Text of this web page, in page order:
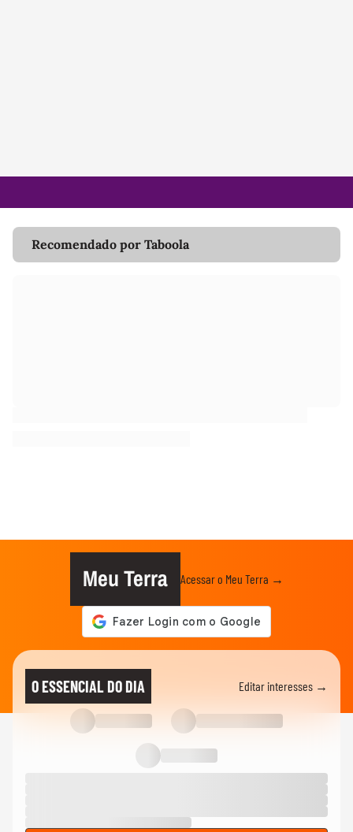
Recomendado por Taboola
Meu Terra Acessar o Meu Terra →
O ESSENCIAL DO DIA Editar interesses →